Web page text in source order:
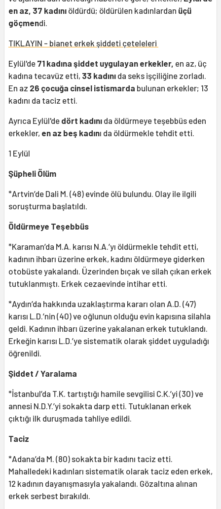
en az, 37 kadını öldürdü; öldürülen kadınlardan üçü
göçmendi.
TIKLAYIN - bianet erkek şiddeti çeteleleri
Eylül'de 71 kadına şiddet uygulayan erkekler, en az, üç
kadına tecavüz etti, 33 kadını da seks işçiliğine zorladı.
En az 26 çocuğa cinsel istismarda bulunan erkekler; 13
kadını da taciz etti.
Ayrıca Eylül'de dört kadını da öldürmeye teşebbüs eden
erkekler, en az beş kadını da öldürmekle tehdit etti.
1 Eylül
Şüpheli Ölüm
*Artvin’de Dali M. (48) evinde ölü bulundu. Olay ile ilgili
soruşturma başlatıldı.
Öldürmeye Teşebbüs
*Karaman’da M.A. karısı N.A.’yı öldürmekle tehdit etti,
kadının ihbarı üzerine erkek, kadını öldürmeye giderken
otobüste yakalandı. Üzerinden bıçak ve silah çıkan erkek
tutuklanmıştı. Erkek cezaevinde intihar etti.
*Aydın’da hakkında uzaklaştırma kararı olan A.D. (47)
karısı L.D.’nin (40) ve oğlunun olduğu evin kapısına silahla
geldi. Kadının ihbarı üzerine yakalanan erkek tutuklandı.
Erkeğin karısı L.D.’ye sistematik olarak şiddet uyguladığı
öğrenildi.
Şiddet / Yaralama
*İstanbul’da T.K. tartıştığı hamile sevgilisi C.K.’yi (30) ve
annesi N.D.Y.’yi sokakta darp etti. Tutuklanan erkek
çıktığı ilk duruşmada tahliye edildi.
Taciz
*Adana’da M. (80) sokakta bir kadını taciz etti.
Mahalledeki kadınları sistematik olarak taciz eden erkek,
12 kadının dayanışmasıyla yakalandı. Gözaltına alınan
erkek serbest bırakıldı.